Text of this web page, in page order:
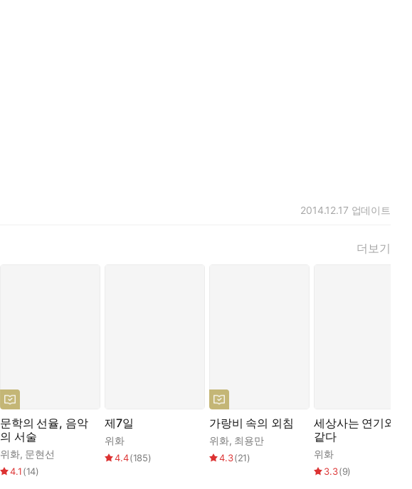
2014.12.17 업데이트
더보기
문학의 선율, 음악
의 서술
위화, 문현선
4.1(14)
제7일
위화
4.4(185)
가랑비 속의 외침
위화, 최용만
4.3(21)
세상사는 연기와
같다
위화
3.3(9)